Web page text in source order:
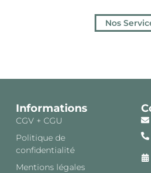
Nos
Informations
CGV + CGU
Politique de
confidentialité
Mentions légales